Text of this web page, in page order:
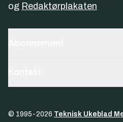
og Redaktørplakaten
© 1995-2026 Teknisk Ukeblad